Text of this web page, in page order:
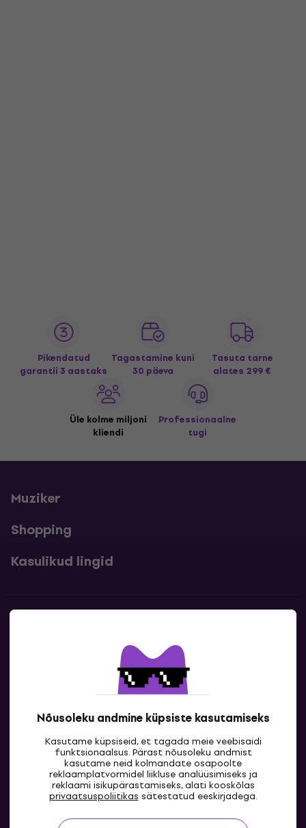
Nõusoleku andmine küpsiste kasutamiseks
Kasutame küpsiseid, et tagada meie veebisaidi
funktsionaalsus. Pärast nõusoleku andmist
kasutame neid kolmandate osapoolte
reklaamplatvormidel liikluse analüüsimiseks ja
reklaami isikupärastamiseks, alati kooskõlas
privaatsuspoliitikas sätestatud eeskirjadega.
Pikendatud
garantii 3 aastaks
Tagastamine kuni
30 päeva
Tasuta tarne
alates 299 €
Üle kolme miljoni
kliendi
Professionaalne
tugi
Muziker
Shopping
Kasulikud lingid
Kontaktandmed
EE